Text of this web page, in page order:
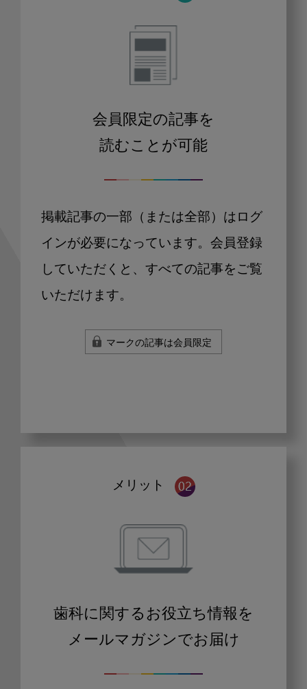
会員限定の記事を
読むことが可能
掲載記事の一部（または全部）はログ
インが必要になっています。会員登録
していただくと、すべての記事をご覧
いただけます。
マークの記事は会員限定
メリット
歯科に関するお役立ち情報を
メールマガジンでお届け